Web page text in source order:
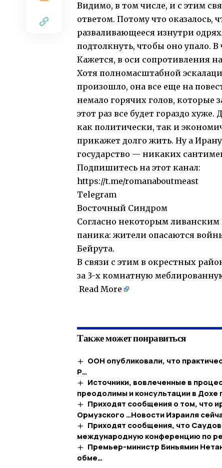
Видимо, в том числе, и с этим
ответом. Потому что оказалось,
разваливающееся изнутри
подтолкнуть, чтобы оно упало.
Кажется, в оси сопротивления
Хотя полномасштабной
произошло, она все еще на
немало горячих голов, которые
этот раз все будет гораздо
как политически, так и
прикажет долго жить. Ну а
государство — никаких
Подпишитесь на этот канал:
https://t.me/romanaboutmeast
Telegram
Восточный Синдром
Согласно некоторым
паника: жители опасаются
Бейрута.
В связи с этим в окрестных
за 3-х комнатную
Read More
Также может понравиться
ООН опубликовали, что
Р…
Источники, вовлеченные в
преодолимы и консультации в
Приходят сообщения о том, что
Ормузского …​Новости Израиля
Приходят сообщения, что
международную конференцию по
Премьер-министр Биньямин
обме…